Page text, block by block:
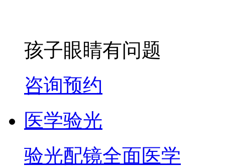
孩子眼睛有问题
咨询预约
医学验光
验光配镜全面医学